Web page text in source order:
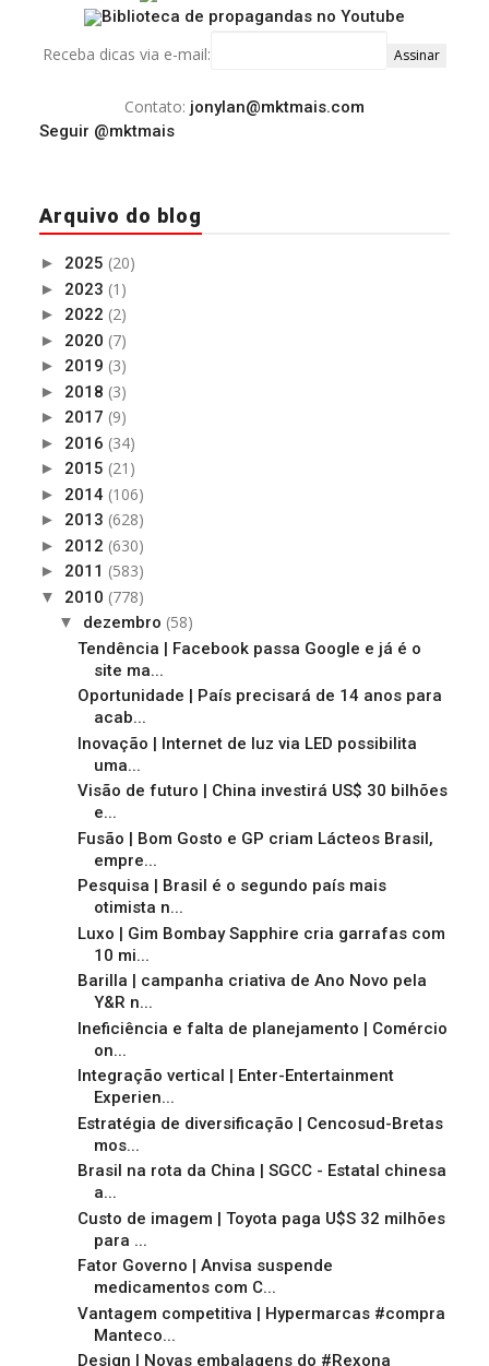
Receba dicas via e-mail:
Contato: jonylan@mktmais.com
Seguir @mktmais
Arquivo do blog
► 2025 (20)
► 2023 (1)
► 2022 (2)
► 2020 (7)
► 2019 (3)
► 2018 (3)
► 2017 (9)
► 2016 (34)
► 2015 (21)
► 2014 (106)
► 2013 (628)
► 2012 (630)
► 2011 (583)
▼ 2010 (778)
▼ dezembro (58)
Tendência | Facebook passa Google e já é o
site ma...
Oportunidade | País precisará de 14 anos para
acab...
Inovação | Internet de luz via LED possibilita
uma...
Visão de futuro | China investirá US$ 30 bilhões
e...
Fusão | Bom Gosto e GP criam Lácteos Brasil,
empre...
Pesquisa | Brasil é o segundo país mais
otimista n...
Luxo | Gim Bombay Sapphire cria garrafas com
10 mi...
Barilla | campanha criativa de Ano Novo pela
Y&R n...
Ineficiência e falta de planejamento | Comércio
on...
Integração vertical | Enter-Entertainment
Experien...
Estratégia de diversificação | Cencosud-Bretas
mos...
Brasil na rota da China | SGCC - Estatal chinesa
a...
Custo de imagem | Toyota paga U$S 32 milhões
para ...
Fator Governo | Anvisa suspende
medicamentos com C...
Vantagem competitiva | Hypermarcas #compra
Manteco...
Design | Novas embalagens do #Rexona